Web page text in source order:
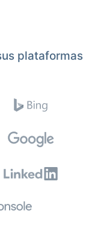
plataformas